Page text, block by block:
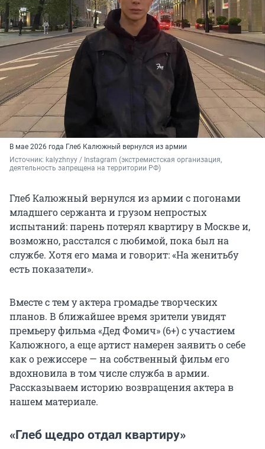
В мае 2026 года Глеб Калюжный вернулся из армии
Источник: kalyzhnyy / Instagram (экстремистская организация,
деятельность запрещена на территории РФ)
Глеб Калюжный вернулся из армии с погонами
младшего сержанта и грузом непростых
испытаний: парень потерял квартиру в Москве и,
возможно, расстался с любимой, пока был на
службе. Хотя его мама и говорит: «На женитьбу
есть показатели».
Вместе с тем у актера громадье творческих
планов. В ближайшее время зрители увидят
премьеру фильма «Дед Фомич» (6+) с участием
Калюжного, а еще артист намерен заявить о себе
как о режиссере — на собственный фильм его
вдохновила в том числе служба в армии.
Рассказываем историю возвращения актера в
нашем материале.
«Глеб щедро отдал квартиру»